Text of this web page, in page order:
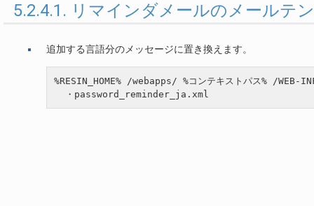
5.2.4.1. リマインダメールのメールテ
追加する言語分のメッセージに置き換えます。
%RESIN_HOME% /webapps/ %コンテキストパス% /